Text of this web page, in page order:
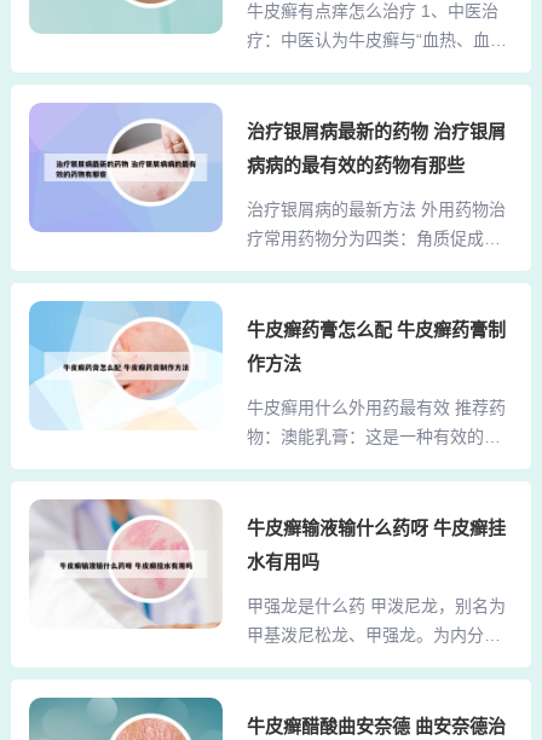
生建议来选择。作用：糖皮质激素
类药膏能够有效缓解神经...
汀可林等药物可以在一定程度上控
制牛皮癣的症状并减少复发，但需
在医生指导下使用。初期牛皮癣通
异。初期牛皮癣因症状较轻、皮肤
病变范围较小，积极治疗可取得较
重受损，炎症反应相对局限，及时
干预能有效控制病情发展，甚至
达...
牛皮癣有点痒怎么治疗 1、中医治
疗：中医认为牛皮癣与“血热、血
瘀、血虚”相关，可采用清热凉血中
调节气血，需由专业中医师辨证施
治。日常注意事项 避免搔抓：搔抓
发感染。可通过冷敷（4℃左右湿毛
巾）或轻拍患处缓解瘙痒。2、外用
药物：角质促成剂（如煤焦油）促
松解剂（如水杨酸）软化并去除厚
层鳞屑；糖皮质激素短期使用可快
（如皮肤萎缩）；维生素D3类似物
（如卡泊三醇）调节...
治疗银屑病最新的药物 治疗银屑
病病的最有效的药物有那些
治疗银屑病的最新方法 外用药物治
疗常用药物分为四类：角质促成
剂：如卡泊三醇、他卡西醇，通过
角质松解剂：尿素、水杨酸可软化
并去除厚重鳞屑，增强其他药物渗
丁酸氢化可的松等能快速缓解炎症
与瘙痒，但需避免长期使用以防皮
肤萎缩。窄波UVB：适用于斑块状
皮肤细胞过度增殖，需定期治疗并
注意防晒。光化学疗法（PUVA）：
素）与UVA照射，疗效较强，但可
能增加皮肤癌风险，需严...
牛皮癣药膏怎么配 牛皮癣药膏制
作方法
牛皮癣用什么外用药最有效 推荐药
物：澳能乳膏：这是一种有效的外
用药，可用于治疗牛皮癣，能够减
气雾剂：该药物同样适用于牛皮癣
的治疗，具有抗菌、抗炎作用，有
屑病，属于慢性炎症性皮肤病，目
前没有根治的药物，治疗可以好
转，小面积选用外用药，如糖皮质
林，他克莫司乳膏，皮损面积大可
牛皮癣输液输什么药呀 牛皮癣挂
水有用吗
甲强龙是什么药 甲泼尼龙，别名为
甲基泼尼松龙、甲强龙。为内分泌
系统药物中的肾上腺皮质激素类药
晶性粉末，无臭，初无味而后苦。
牛皮癣醋酸曲安奈德 曲安奈德治